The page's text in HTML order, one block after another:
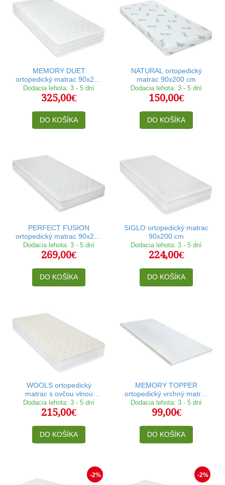
MEMORY DUET
ortopedický matrac 90x200
cm
Dodacia lehota: 3 - 5 dní
325,00€
DO KOŠÍKA
NATURAL ortopedický
matrac 90x200 cm
Dodacia lehota: 3 - 5 dní
150,00€
DO KOŠÍKA
PERFECT FUSION
ortopedický matrac 90x200
cm
Dodacia lehota: 3 - 5 dní
269,00€
DO KOŠÍKA
SIGLO ortopedický matrac
90x200 cm
Dodacia lehota: 3 - 5 dní
224,00€
DO KOŠÍKA
WOOLS ortopedický
matrac s ovčou vlnou
90x200 cm
Dodacia lehota: 3 - 5 dní
215,00€
DO KOŠÍKA
MEMORY TOPPER
ortopedický vrchný matrac
90x200 cm
Dodacia lehota: 3 - 5 dní
99,00€
DO KOŠÍKA
-2% -2%